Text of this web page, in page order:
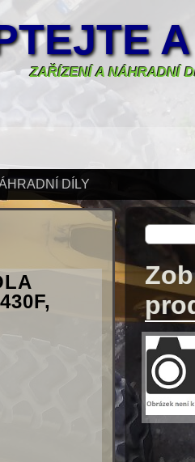
ZAŘÍZENÍ A NÁHRADNÍ
DÍLY